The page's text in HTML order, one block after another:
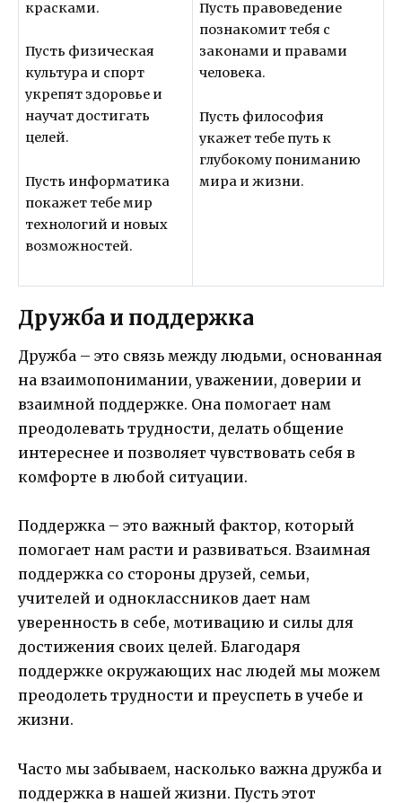
красками.
Пусть физическая
культура и спорт
укрепят здоровье и
научат достигать
целей.
Пусть информатика
покажет тебе мир
технологий и новых
возможностей.
Пусть правоведение
познакомит тебя с
законами и правами
человека.
Пусть философия
укажет тебе путь к
глубокому пониманию
мира и жизни.
Дружба и поддержка
Дружба – это связь между людьми, основанная
на взаимопонимании, уважении, доверии и
взаимной поддержке. Она помогает нам
преодолевать трудности, делать общение
интереснее и позволяет чувствовать себя в
комфорте в любой ситуации.
Поддержка – это важный фактор, который
помогает нам расти и развиваться. Взаимная
поддержка со стороны друзей, семьи,
учителей и одноклассников дает нам
уверенность в себе, мотивацию и силы для
достижения своих целей. Благодаря
поддержке окружающих нас людей мы можем
преодолеть трудности и преуспеть в учебе и
жизни.
Часто мы забываем, насколько важна дружба и
поддержка в нашей жизни. Пусть этот